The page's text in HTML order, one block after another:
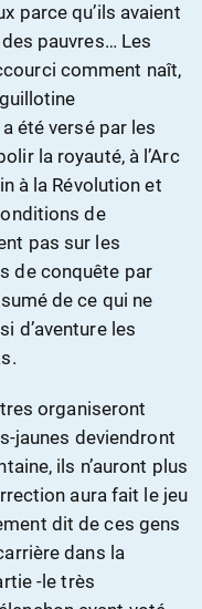
parce qu’ils avaient
pauvres… Les
comment naît,
été versé par les
la royauté, à l’Arc
à la Révolution et
de
pas sur les
de conquête par
de ce qui ne
d’aventure les
organiseront
jaunes deviendront
ils n’auront plus
aura fait le jeu
dit de ces gens
dans la
-le très